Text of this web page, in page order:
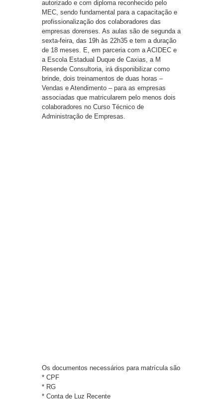
autorizado e com diploma reconhecido pelo
MEC, sendo fundamental para a capacitação e
profissionalização dos colaboradores das
empresas dorenses. As aulas são de segunda a
sexta-feira, das 19h às 22h35 e tem a duração
de 18 meses. E, em parceria com a ACIDEC e
a Escola Estadual Duque de Caxias, a M
Resende Consultoria, irá disponibilizar como
brinde, dois treinamentos de duas horas –
Vendas e Atendimento – para as empresas
associadas que matricularem pelo menos dois
colaboradores no Curso Técnico de
Administração de Empresas.
Os documentos necessários para matrícula são
* CPF
* RG
* Conta de Luz Recente